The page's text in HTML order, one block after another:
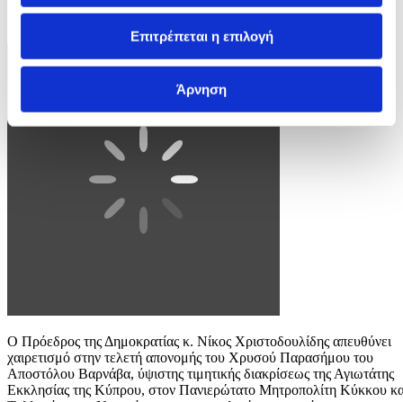
Επιτρέπεται η επιλογή
Άρνηση
Εκκλησία και την Κοινωνία.
Ο Πρόεδρος της Δημοκρατίας κ. Νίκος Χριστοδουλίδης απευθύνει
χαιρετισμό στην τελετή απονομής του Χρυσού Παρασήμου του
Αποστόλου Βαρνάβα, ύψιστης τιμητικής διακρίσεως της Αγιωτάτης
Εκκλησίας της Κύπρου, στον Πανιερώτατο Μητροπολίτη Κύκκου